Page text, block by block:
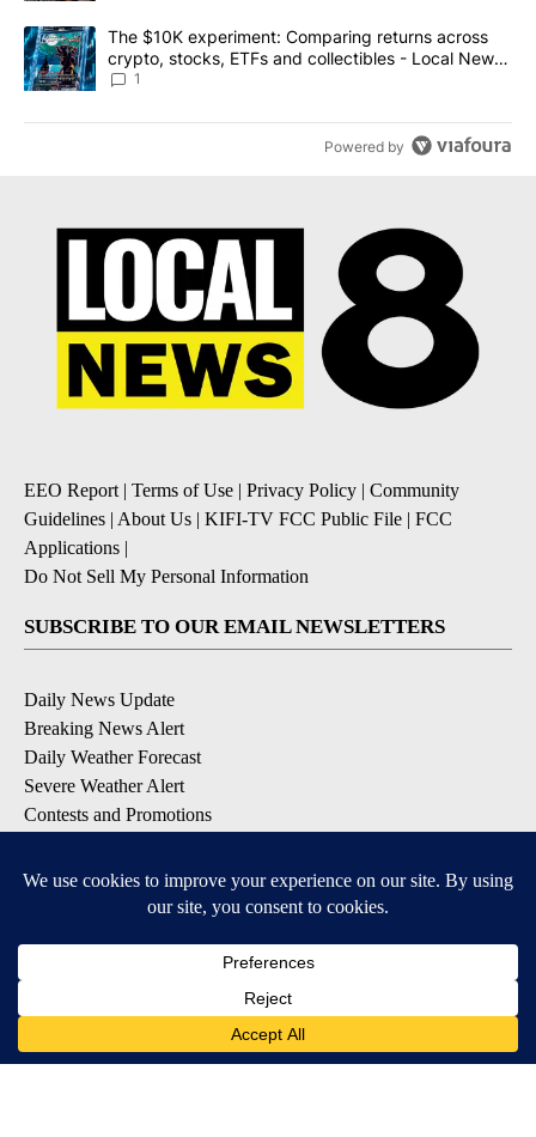
A trending article titled "The $10K experiment: Comparing
The $10K experiment: Comparing returns across
crypto, stocks, ETFs and collectibles - Local News
8
1
Powered by
EEO Report | Terms of Use | Privacy Policy | Community
Guidelines | About Us | KIFI-TV FCC Public File | FCC
Applications |
Do Not Sell My Personal Information
SUBSCRIBE TO OUR EMAIL NEWSLETTERS
Daily News Update
Breaking News Alert
Daily Weather Forecast
Severe Weather Alert
Contests and Promotions